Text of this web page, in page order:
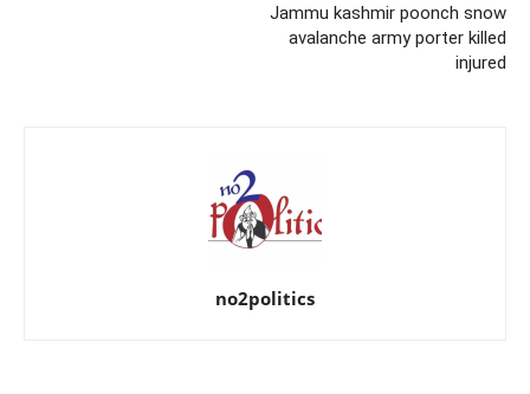
Jammu kashmir poonch snow
avalanche army porter killed
injured
no2politics